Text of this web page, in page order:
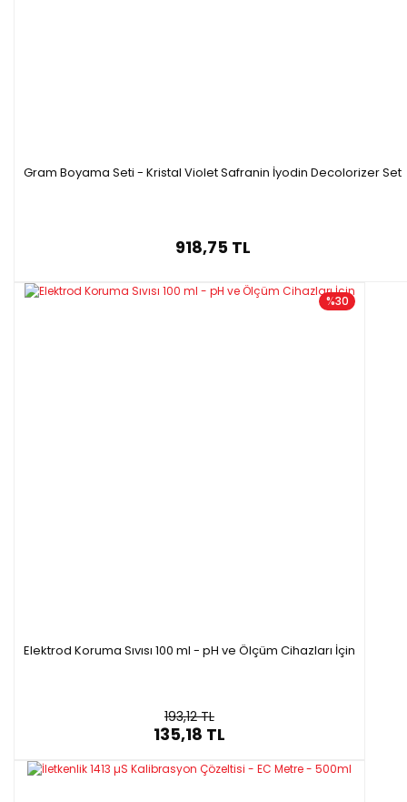
Gram Boyama Seti - Kristal Violet Safranin İyodin Decolorizer Set
918,75 TL
%30
Elektrod Koruma Sıvısı 100 ml - pH ve Ölçüm Cihazları İçin
193,12 TL
135,18 TL